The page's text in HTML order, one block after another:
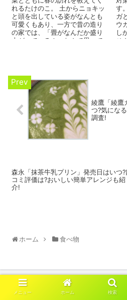
れるたけのこ。 土からニョキッ
と頭を出している姿がなんとも
可愛くもあり、一方で昔の造り
の家では、「畳がなんだか盛り
上がっている！」なんて思って
す
ガ
ウ
し
せ
綾鷹「綾鷹
つ?気にな
調査!
森永「抹茶牛乳プリン」発売日はいつ?
コミ評価は?おいしい簡単アレンジも紹
介!
ホーム 食べ物
メニュー ホーム 検索